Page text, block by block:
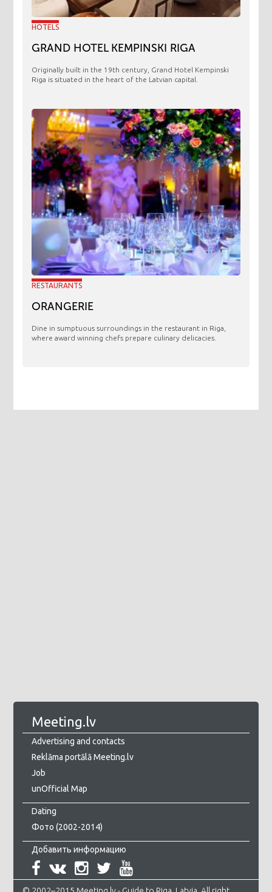
HOTELS
GRAND HOTEL KEMPINSKI RIGA
Originally built in the 19th century, Grand Hotel Kempinski
Riga is situated in the heart of the Latvian capital.
RESTAURANTS
ORANGERIE
​Dine in sumptuous surroundings in the restaurant in Riga,
where award winning chefs prepare culinary delicacies.
Meeting.lv
Advertising and contacts
Reklāma portālā Meeting.lv
Job
unOfficial Map
Dating
Фото (2002-2014)
Добавить информацию